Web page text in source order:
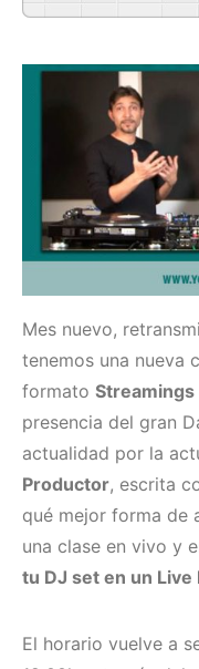
Mes nuevo,
tenemos una nueva
formato Streamings
presencia del gran
actualidad por la
Productor, escrita
qué mejor forma de
una clase en vivo y
tu DJ set en un Live
El horario vuelve a